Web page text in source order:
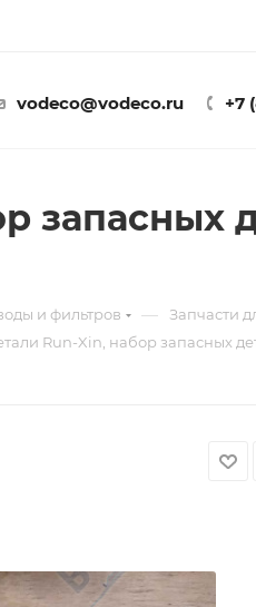
vodeco@vodeco.ru +7
запасных
и фильтров — Запчасти
Run-Xin, набор запасных